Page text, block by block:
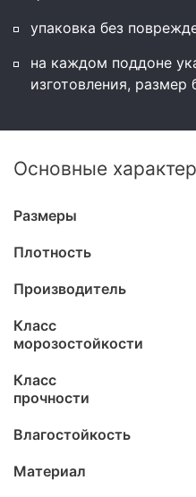
упаковка без
на каждом поддоне
изготовления,
Основные
Размеры
Плотность
Производитель
Класс
морозостойкости
Класс
прочности
Влагостойкость
Материал